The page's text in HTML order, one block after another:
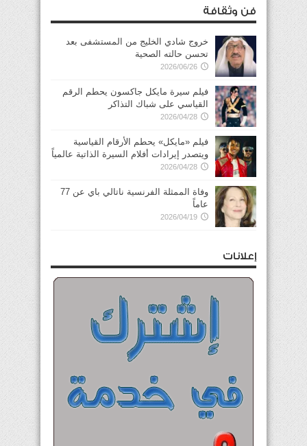
فن وثقافة
خروج شادي الخليج من المستشفى بعد
تحسن حالته الصحية
2026/06/26
فيلم سيرة مايكل جاكسون يحطم الرقم
القياسي على شباك التذاكر
2026/04/28
فيلم «مايكل» يحطم الأرقام القياسية
ويتصدر إيرادات أفلام السيرة الذاتية عالمياً
2026/04/28
وفاة الممثلة الفرنسية ناتالي باي عن 77
عاماً
2026/04/19
إعلانات